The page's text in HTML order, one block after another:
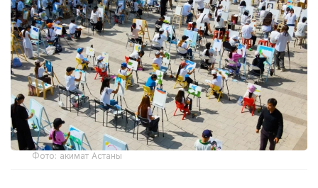
Фото: акимат Астаны